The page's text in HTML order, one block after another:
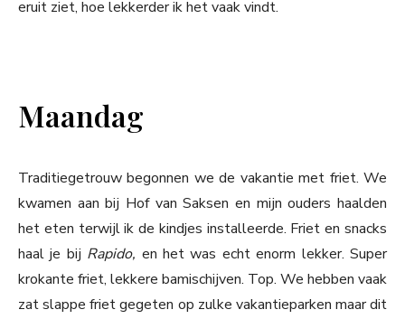
eruit ziet, hoe lekkerder ik het vaak vindt.
Maandag
Traditiegetrouw begonnen we de vakantie met friet. We
kwamen aan bij Hof van Saksen en mijn ouders haalden
het eten terwijl ik de kindjes installeerde. Friet en snacks
haal je bij Rapido, en het was echt enorm lekker. Super
krokante friet, lekkere bamischijven. Top. We hebben vaak
zat slappe friet gegeten op zulke vakantieparken maar dit